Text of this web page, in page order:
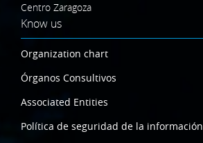
Centro Zaragoza
Know us
Organization chart
Órganos Consultivos
Associated Entities
Política de seguridad de la información